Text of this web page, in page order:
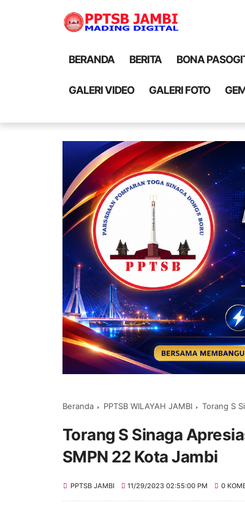
BERANDA BERITA BONA
GALERI VIDEO GALERI FOTO
Beranda PPTSB WILAYAH JAMBI Torang S
Torang S Sinaga
SMPN 22 Kota Jambi
PPTSB JAMBI 11/29/2023 02:55:00 PM 0